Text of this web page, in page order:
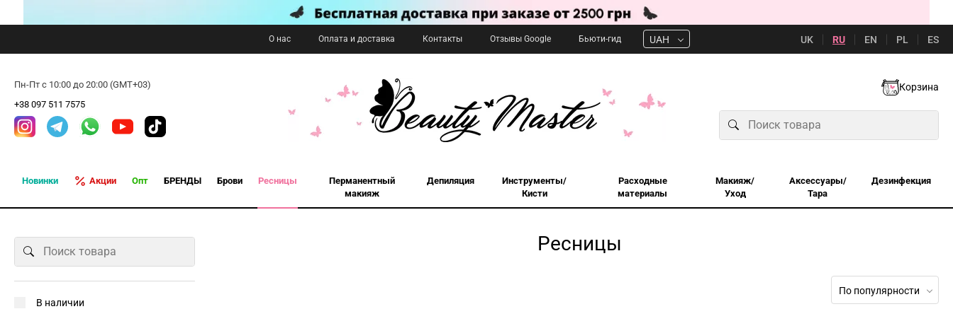
О нас Оплата и доставка Контакты Отзывы Google Бьюти-гид UAH UK RU EN PL ES
Пн-Пт с 10:00 до 20:00 (GMT+03)
+38 097 511 7575
Корзина
Новинки Акции Опт БРЕНДЫ Брови Ресницы
Перманентный
макияж
Депиляция
Инструменты/
Кисти
Расходные
материалы
Макияж/
Уход
Аксессуары/
Тара
Дезинфекция
Ресницы
По популярности
В наличии